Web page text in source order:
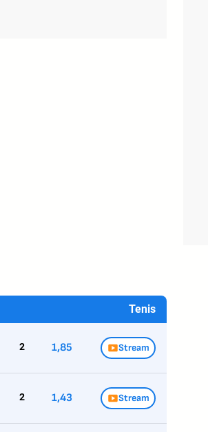
Tenis
2 1,85 Stream
2 1,43 Stream